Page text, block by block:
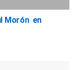
Morón en